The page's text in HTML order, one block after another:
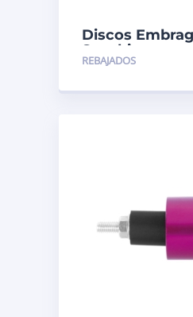
Discos
Suzuki
REBAJADOS